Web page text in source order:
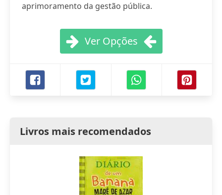
aprimoramento da gestão pública.
Ver Opções
Livros mais recomendados